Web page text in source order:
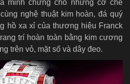
minh chứng cho những cơ chế
nghệ thuật kim hoàn, đá quý
hồ xa xỉ của thương hiệu Franck
trí hoàn toàn bằng kim cương
trên vỏ, mặt số và dây đeo.